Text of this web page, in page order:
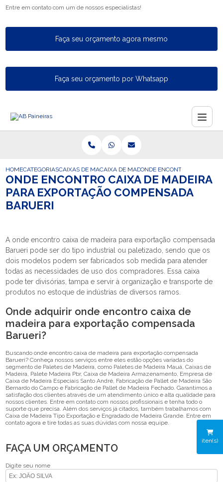
Entre em contato com um de nossos especialistas!
Faça seu orçamento agora mesmo
Faça seu orçamento por Whatsapp
iten(s)
HOMECATEGORIASCAIXAS DE MADEIRA PARA EXPORTACAO
CAIXA DE MADEIRA FUMIGADA DE
ONDE ENCONTRO CAIXA DE
ONDE ENCONTRO CAIXA DE MADEIRA
PARA EXPORTAÇÃO COMPENSADA
BARUERI
A onde encontro caixa de madeira para exportação compensada
Barueri pode ser do tipo industrial ou paletizado, sendo que os
dois modelos podem ser fabricados sob medida para atender
todas as necessidades de uso dos compradores. Essa caixa
pode ter divisórias, tampa e servir à organização e transporte de
produtos no estoque de indústrias de diversos ramos.
Onde adquirir onde encontro caixa de
madeira para exportação compensada
Barueri?
Buscando onde encontro caixa de madeira para exportação compensada
Barueri? Conheça nossos serviços entre eles estão opções variadas do
segmento de Paletes de Madeira, como Paletes de Madeira Mauá, Caixas de
Madeira, Palete Madeira Pbr, Caixa de Madeira Armazenamento, Empresa de
Caixa de Madeira Especiais Santo André, Fabricação de Pallet de Madeira São
Bernardo do Campo e Fabricação de Pallet de Madeira Fechado. Garantimos a
satisfação dos clientes através de um atendimento único e alta qualidade para
nossos clientes. Entre em contato com nossos profissionais e tenha todo o
suporte que precisa. Além dos serviços já citados, também trabalhamos com
Caixa de Madeira Tipo Exportação e Engradado de Madeira Grande. Entre em
contato agora e tire todas as suas dúvidas com nossa equipe.
FAÇA UM ORÇAMENTO
Digite seu nome